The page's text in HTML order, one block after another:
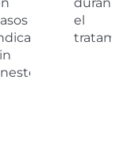
durante
el